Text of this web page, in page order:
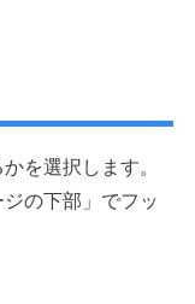
を選択します。
の下部」でフッ